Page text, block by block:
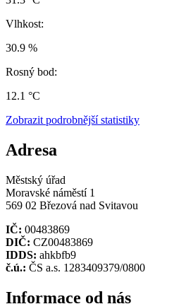
Vlhkost:
30.9 %
Rosný bod:
12.1 °C
Zobrazit podrobnější statistiky
Adresa
Městský úřad
Moravské náměstí 1
569 02 Březová nad Svitavou
IČ: 00483869
DIČ: CZ00483869
IDDS: ahkbfb9
č.ú.: ČS a.s. 1283409379/0800
Informace od nás